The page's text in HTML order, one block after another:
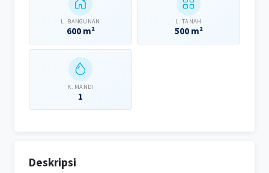
L. BANGUNAN
600 m²
L. TANAH
500 m²
K. MANDI
1
Deskripsi